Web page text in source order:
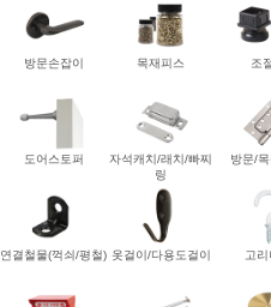
방문손잡이 목재피스 조
도어스토퍼
자석캐치/래치/빠찌
링
방문/
연결철물(꺽쇠/평철) 옷걸이/다용도걸이 고